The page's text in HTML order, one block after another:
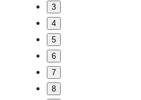
3
4
5
6
7
8